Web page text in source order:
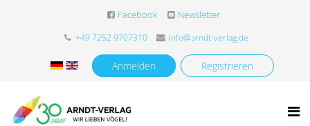
Facebook
Newsletter
+49 7252 9707310
info@arndt-verlag.de
Anmelden Registrieren